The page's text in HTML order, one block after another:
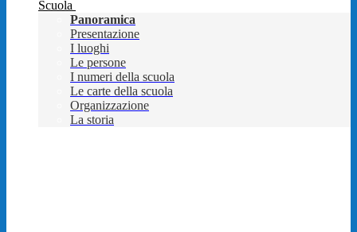
Scuola
Panoramica
Presentazione
I luoghi
Le persone
I numeri della scuola
Le carte della scuola
Organizzazione
La storia